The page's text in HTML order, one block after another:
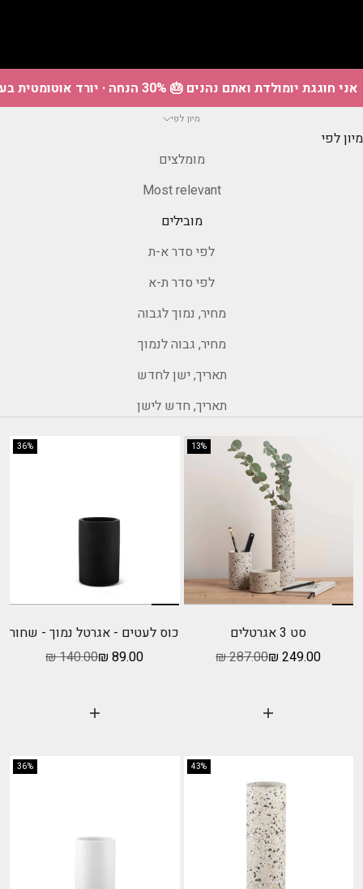
אני חוגגת יומולדת ואתם נהנים 🎂 30% הנחה · יורד אוטומטית בעגלה
מיון לפי
מיון לפי
מומלצים
Most relevant
מובילים
לפי סדר א-ת
לפי סדר ת-א
מחיר, נמוך לגבוה
מחיר, גבוה לנמוך
תאריך, ישן לחדש
תאריך, חדש לישן
13%
סט 3 אגרטלים
מחיר מבצע
249.00 ₪ מחיר רגיל
287.00 ₪
בחר אפשרויות
36%
כוס לעטים - אגרטל נמוך - שחור
מחיר מבצע
89.00 ₪ מחיר רגיל
140.00 ₪
הוסף לעגלה
43%
36%